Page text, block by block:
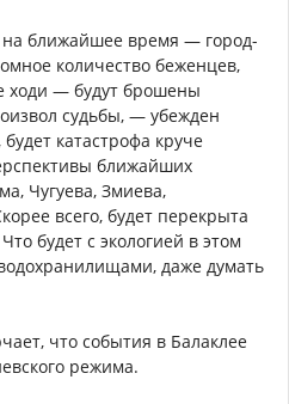
на ближайшее время — город-
количество беженцев,
ходи — будут брошены
судьбы, — убежден
катастрофа круче
ближайших
Чугуева, Змиева,
всего, будет перекрыта
будет с экологией в этом
даже думать
что события в Балаклее
режима.